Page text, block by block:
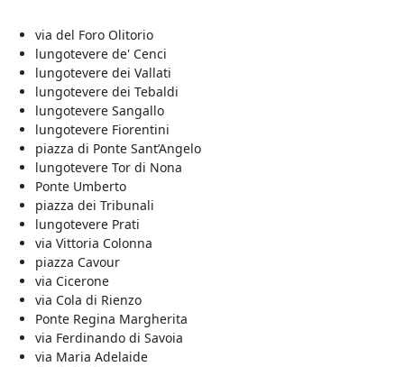
via del Foro Olitorio
lungotevere de' Cenci
lungotevere dei Vallati
lungotevere dei Tebaldi
lungotevere Sangallo
lungotevere Fiorentini
piazza di Ponte Sant’Angelo
lungotevere Tor di Nona
Ponte Umberto
piazza dei Tribunali
lungotevere Prati
via Vittoria Colonna
piazza Cavour
via Cicerone
via Cola di Rienzo
Ponte Regina Margherita
via Ferdinando di Savoia
via Maria Adelaide